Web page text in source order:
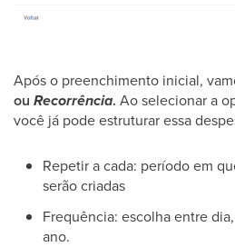
Após o preenchimento inicial,
ou Recorrência. Ao selecionar a
você já pode estruturar essa
Repetir a cada: período em
serão criadas
Frequência: escolha entre
ano.